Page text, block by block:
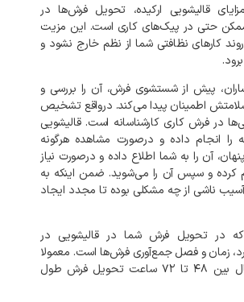
قالیشویی ارکیده، تحویل فرش‌ها در
ممکن حتی در پیک‌های کاری است. این مزیت
کارهای نظافتی شما از نظم خارج نشود و
پیش از شستشوی فرش، آن را بررسی و
سلامتش اطمینان پیدا می‌کند. درواقع تشخیص
در فرش کاری کارشناسانه است. قالیشویی
را انجام داده و درصورت مشاهده هرگونه
آن را به شما اطلاع داده و درصورت نیاز
کرده و سپس آن را می‌شوید. ضمن اینکه به
ناشی از چه مشکلی بوده تا مجدد ایجاد
که در تحویل فرش شما درقالیشویی در
زمان و فصل جمع‌آوری فرش‌ها است. معمولا
در ۶ ماه اول سال بین ۴۸ تا ۷۲ ساعت تحویل فرش طول